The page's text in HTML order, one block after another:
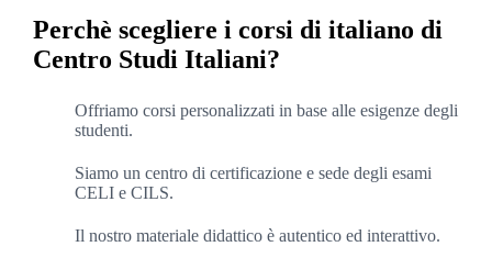
Perchè scegliere i corsi di italiano di
Centro Studi Italiani?
Offriamo corsi personalizzati in base alle esigenze degli
studenti.
Siamo un centro di certificazione e sede degli esami
CELI e CILS.
Il nostro materiale didattico è autentico ed interattivo.